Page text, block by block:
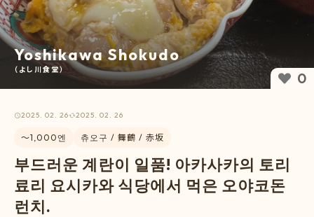
Yoshikawa Shokudo
（よし川食堂） 0
2025. 02. 26 2025. 02. 26
〜1,000엔 츄오구 / 舞鶴 / 赤坂
부드러운 계란이 일품! 아카사카의 토리
료리 요시카와 식당에서 먹은 오야코돈
런치.